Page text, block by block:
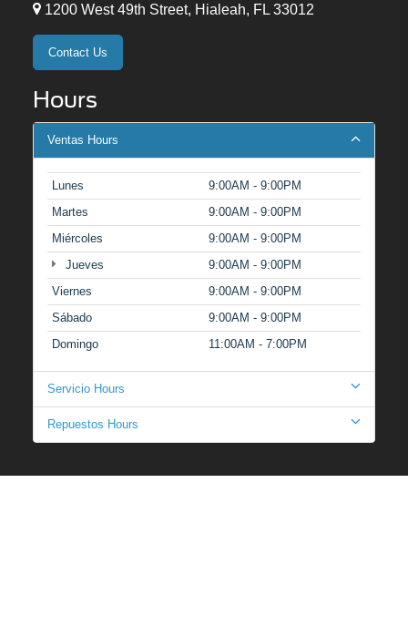
1200 West 49th Street, Hialeah, FL 33012
Contact Us
Hours
Ventas Hours
Lunes
9:00AM - 9:00PM
Martes
9:00AM - 9:00PM
Miércoles
9:00AM - 9:00PM
Jueves
9:00AM - 9:00PM
Viernes
9:00AM - 9:00PM
Sábado
9:00AM - 9:00PM
Domingo
11:00AM - 7:00PM
Servicio Hours
Repuestos Hours